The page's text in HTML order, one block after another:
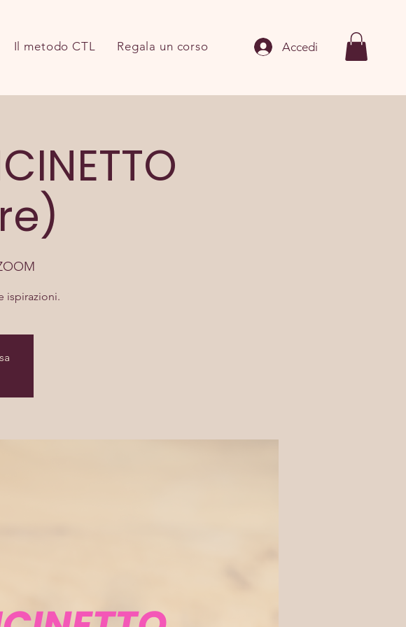
Il metodo CTL Regala un corso Accedi
ispirazioni.